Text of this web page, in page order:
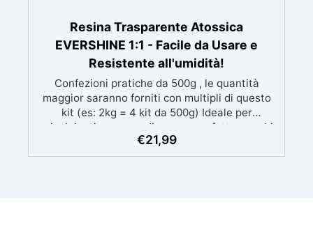
Resina Trasparente Atossica
EVERSHINE 1:1 - Facile da Usare e
Resistente all'umidità!
Confezioni pratiche da 500g , le quantità
maggior saranno forniti con multipli di questo
kit (es: 2kg = 4 kit da 500g) Ideale per
principianti: a prova di errore, perfetta per chi
inizia. Sempre lucida: garantisce una finitura
brillante e uniforme in ogni condizione.
€21,99